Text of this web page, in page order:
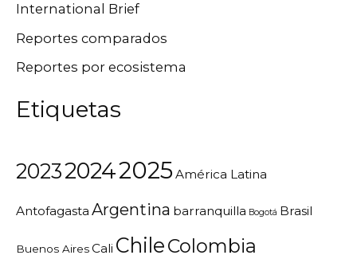
International Brief
Reportes comparados
Reportes por ecosistema
Etiquetas
202320242025 América Latina
Antofagasta Argentina barranquilla Bogotá Brasil
Buenos AiresCali ChileColombia